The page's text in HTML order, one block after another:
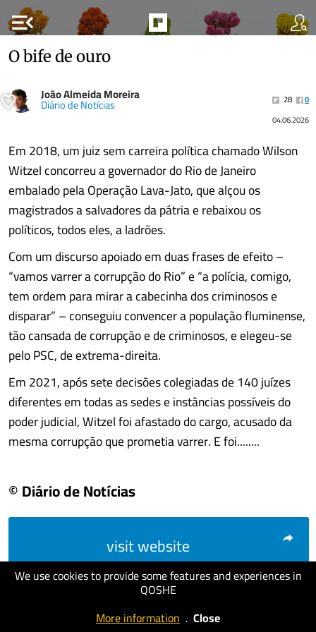
menu_open
We use cookies to provide some features and experiences in
QOSHE
More information . Close
O bife de ouro
João Almeida Moreira
Diário de Notícias 28
0
04.06.2026
Em 2018, um juiz sem carreira política chamado Wilson
Witzel concorreu a governador do Rio de Janeiro
embalado pela Operação Lava-Jato, que alçou os
magistrados a salvadores da pátria e rebaixou os
políticos, todos eles, a ladrões.
Com um discurso apoiado em duas frases de efeito –
“vamos varrer a corrupção do Rio” e “a polícia, comigo,
tem ordem para mirar a cabecinha dos criminosos e
disparar” – conseguiu convencer a população fluminense,
tão cansada de corrupção e de criminosos, e elegeu-se
pelo PSC, de extrema-direita.
Em 2021, após sete decisões colegiadas de 140 juízes
diferentes em todas as sedes e instâncias possíveis do
poder judicial, Witzel foi afastado do cargo, acusado da
mesma corrupção que prometia varrer. E foi........
© Diário de Notícias
visit website